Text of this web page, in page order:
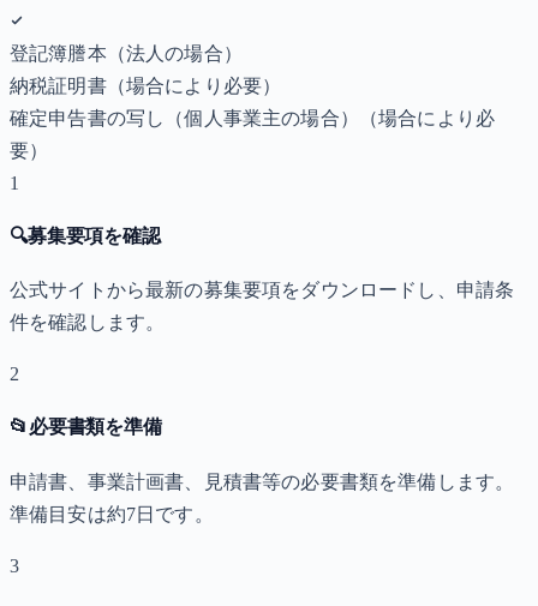
登記簿謄本（法人の場合）
納税証明書（場合により必要）
確定申告書の写し（個人事業主の場合）
（場合により必
要）
1
🔍募集要項を確認
公式サイトから最新の募集要項をダウンロードし、申請条
件を確認します。
2
📂 必要書類を準備
申請書、事業計画書、見積書等の必要書類を準備します。
準備目安は約7日です。
3